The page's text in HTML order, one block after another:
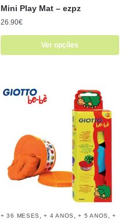
Mini Play Mat – ezpz
26.90€
Ver opções
+ 36 MESES ,+ 4 ANOS ,+ 5 ANOS ,+